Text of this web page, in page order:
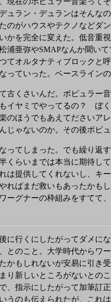
ュラン・デュランはそん
のがハウスやテクノなど
かを完全に変えた。低音
浦亜弥やSMAPなんか聞い
てオルタナティブロックと
っていった。ベースライン
くさいんだ。ポピュラー
イヤミでやってるの？ ぼ
のほうでもあえてださいア
じゃないのか。その後ポピ
てしまった。でも繰り返
くらいまでは本当に期待
は提供してくれないし、
ればまだ救いもあったか
ーグナーの枠組みをすてて
に行くにしたがってダメに
とのこと。大学時代から
かもしれないが安易に引
り新しいところがないと
、指示にしたがって加筆訂
うのも伝えられたが、これ